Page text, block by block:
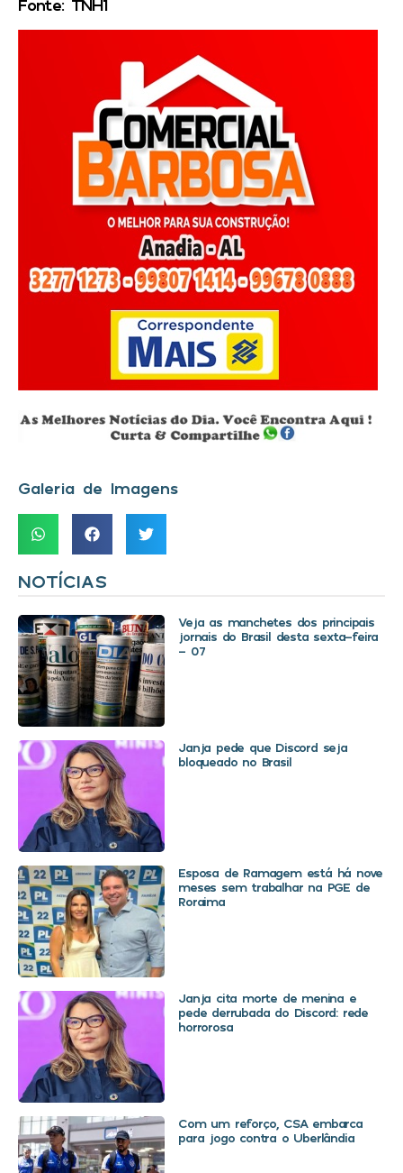
Fonte: TNH1
Galeria de Imagens
NOTÍCIAS
Veja as manchetes dos principais
jornais do Brasil desta sexta-feira
– 07
Janja pede que Discord seja
bloqueado no Brasil
Esposa de Ramagem está há nove
meses sem trabalhar na PGE de
Roraima
Janja cita morte de menina e
pede derrubada do Discord: rede
horrorosa
Com um reforço, CSA embarca
para jogo contra o Uberlândia